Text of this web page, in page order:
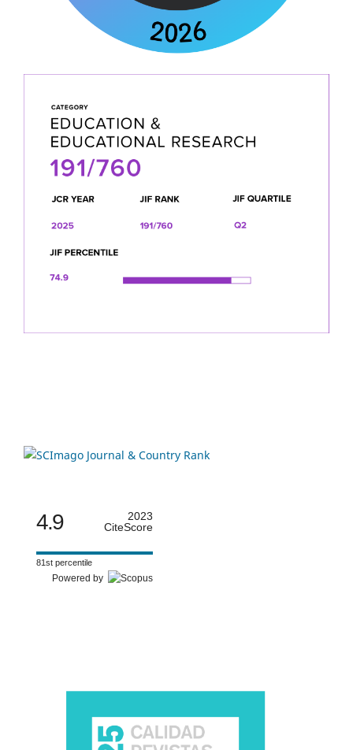
4.9
2023
CiteScore
81st percentile
Powered by